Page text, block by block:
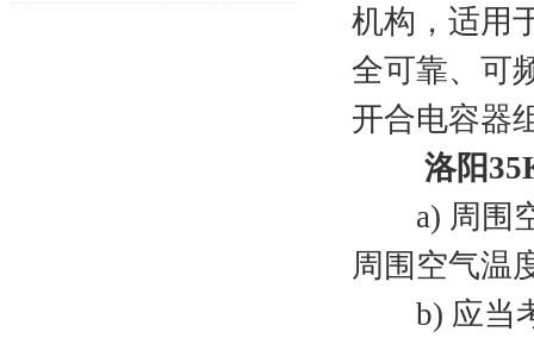
机构，适用
全可靠、可
开合电容器
洛阳
a) 周围空
周围空气温
b) 应当考